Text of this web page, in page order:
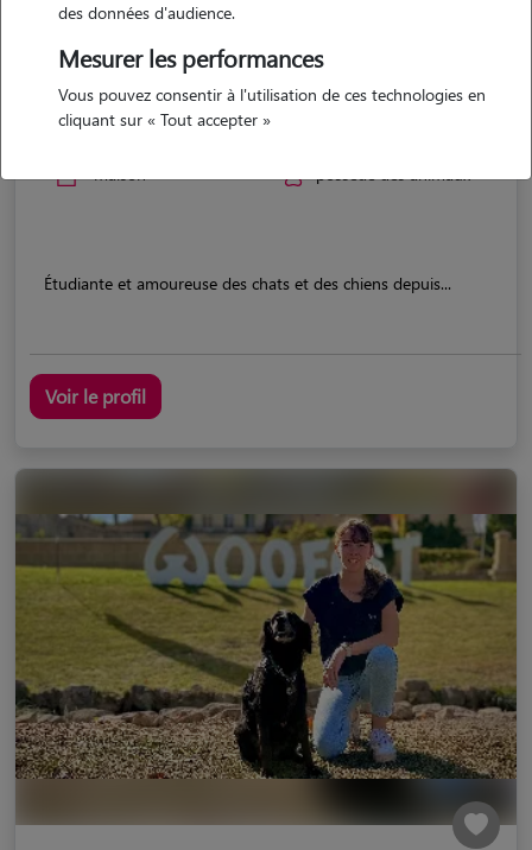
Elya
ST ANDRE D OLERARGUES 30330
Étudiante et amoureuse des chats et des chiens depuis...
Voir le profil
des données d'audience.
Mesurer les performances
Vous pouvez consentir à l'utilisation de ces technologies en
cliquant sur « Tout accepter »